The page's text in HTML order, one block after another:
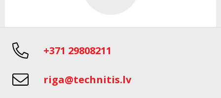
+371 29808211
riga@technitis.lv